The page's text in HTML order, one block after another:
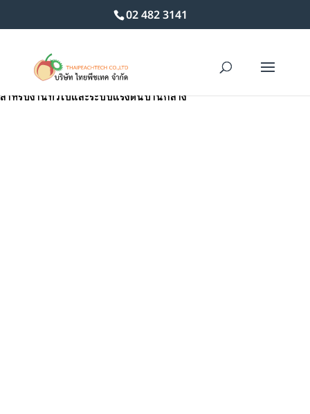
02 482 3141
/ปะเก็น/ Klinger 100 ปะเก็นแผ่นใยหินทนน้ำ ทนน้ำมัน
สำหรับงานทั่วไปและระบบแรงดันปานกลาง